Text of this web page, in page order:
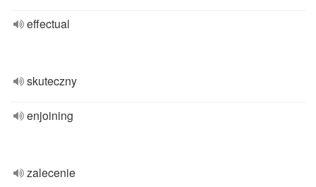
effectual
skuteczny
enjoining
zalecenie